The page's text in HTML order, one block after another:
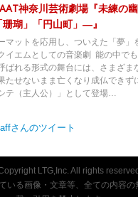
神奈川芸術劇場『未練の
瑚」「円山町」―』
マットを応用し、ついえた「夢」
イエムとしての音楽劇 能の中で
ばれる形式の舞台には、さまざま
たせないまま亡くなり成仏できず
テ（主人公）」として登場…
さんのツイート
LTG,Inc. All rights
いる画像・文章等、全ての内容の